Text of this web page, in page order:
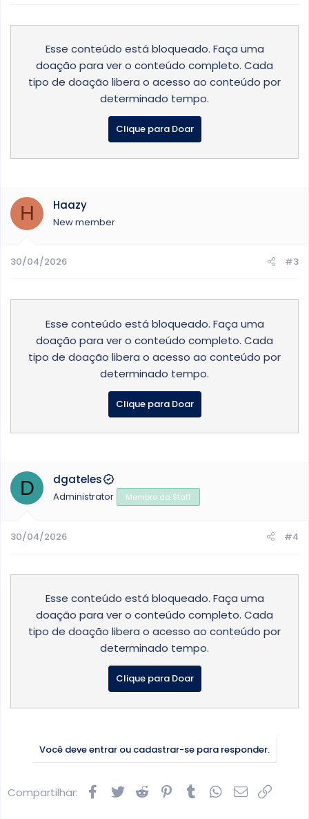
Esse conteúdo está bloqueado. Faça uma
doação para ver o conteúdo completo. Cada
tipo de doação libera o acesso ao conteúdo por
determinado tempo.
Clique para Doar
H Haazy
New member
30/04/2026 #3
Esse conteúdo está bloqueado. Faça uma
doação para ver o conteúdo completo. Cada
tipo de doação libera o acesso ao conteúdo por
determinado tempo.
Clique para Doar
D dgateles
Administrator Membro da Staff
30/04/2026 #4
Esse conteúdo está bloqueado. Faça uma
doação para ver o conteúdo completo. Cada
tipo de doação libera o acesso ao conteúdo por
determinado tempo.
Clique para Doar
Você deve entrar ou cadastrar-se para responder.
Compartilhar: FacebookTwitterReddit PinterestTumblrWhatsApp
E-mail